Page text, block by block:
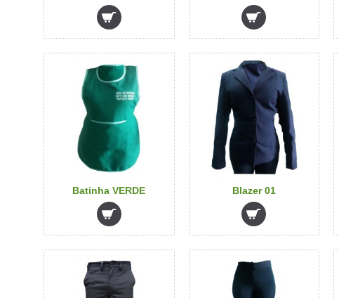
Batinha VERDE Blazer 01